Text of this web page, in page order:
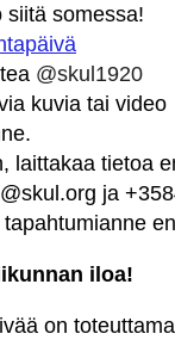
siitä somessa!
@skul1920
kuvia tai video
laittakaa tietoa
ja
iloa!
on